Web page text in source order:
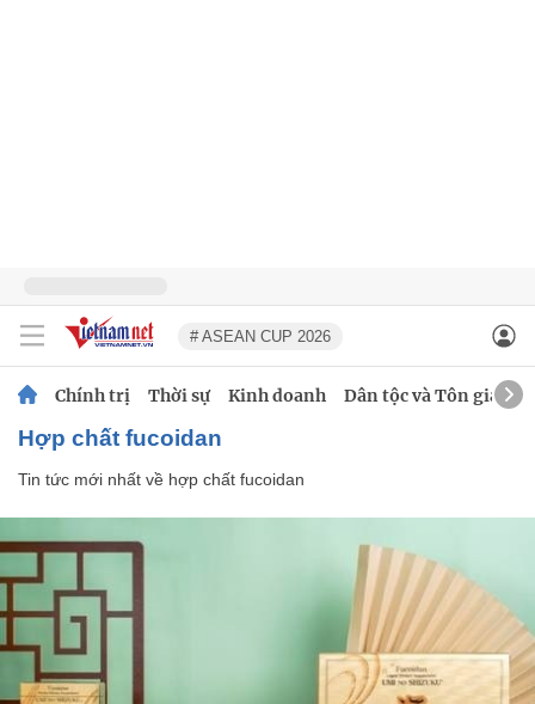
# ASEAN CUP 2026
Chính trị Thời sự Kinh doanh Dân tộc và Tôn giáo
hợp chất fucoidan
Tin tức mới nhất về hợp chất fucoidan